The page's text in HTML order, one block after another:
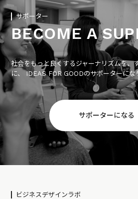
サポーター
BECOME A
社会をもっと良くするジャーナリズムを、
に、 IDEAS FOR GOODのサポーターにな
サポーターになる
ビジネスデザインラボ